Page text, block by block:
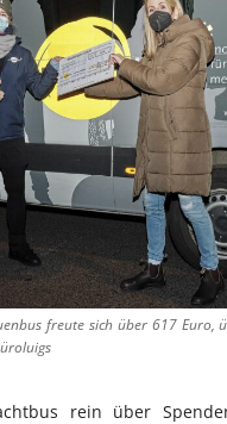
freute sich über 617 Euro,
rein über